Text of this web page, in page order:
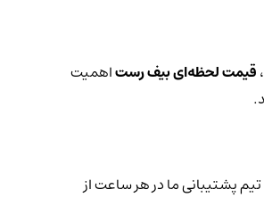
قیمت لحظه‌ای بیف رستاهمیت
تیم پشتیبانی ما در هر ساعت از